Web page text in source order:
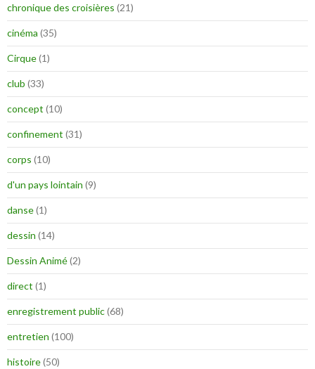
chronique des croisières (21)
cinéma (35)
Cirque(1)
club (33)
concept (10)
confinement (31)
corps (10)
d'un pays lointain (9)
danse(1)
dessin (14)
Dessin Animé(2)
direct (1)
enregistrement public(68)
entretien (100)
histoire(50)